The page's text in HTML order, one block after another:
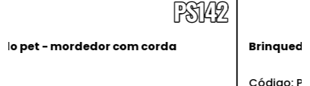
Brinquedo pet - disco colorido 12,8x2,8cm